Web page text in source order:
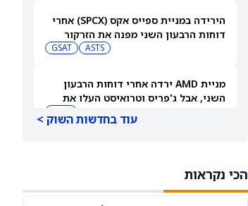
הירידה במניית ספייס אקס (SPCX) אחרי
דוחות הרבעון השני מפנה את הזרקור
לקרנות סל חלל עם חשיפה גבוהה
ASTS
GSAT
מניית AMD ירדה אחרי דוחות הרבעון
השני, אבל ג'פריס וטרואיסט העלו את
עוד בחדשות השוק >
הכי נקראות